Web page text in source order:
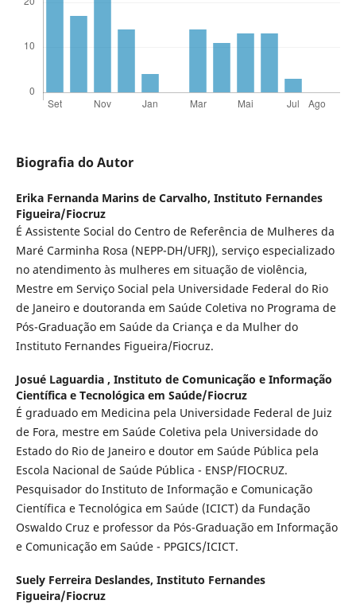
Biografia do Autor
Erika Fernanda Marins de Carvalho, Instituto Fernandes
Figueira/Fiocruz
É Assistente Social do Centro de Referência de Mulheres da
Maré Carminha Rosa (NEPP-DH/UFRJ), serviço especializado
no atendimento às mulheres em situação de violência,
Mestre em Serviço Social pela Universidade Federal do Rio
de Janeiro e doutoranda em Saúde Coletiva no Programa de
Pós-Graduação em Saúde da Criança e da Mulher do
Instituto Fernandes Figueira/Fiocruz.
Josué Laguardia , Instituto de Comunicação e Informação
Científica e Tecnológica em Saúde/Fiocruz
É graduado em Medicina pela Universidade Federal de Juiz
de Fora, mestre em Saúde Coletiva pela Universidade do
Estado do Rio de Janeiro e doutor em Saúde Pública pela
Escola Nacional de Saúde Pública - ENSP/FIOCRUZ.
Pesquisador do Instituto de Informação e Comunicação
Científica e Tecnológica em Saúde (ICICT) da Fundação
Oswaldo Cruz e professor da Pós-Graduação em Informação
e Comunicação em Saúde - PPGICS/ICICT.
Suely Ferreira Deslandes, Instituto Fernandes
Figueira/Fiocruz